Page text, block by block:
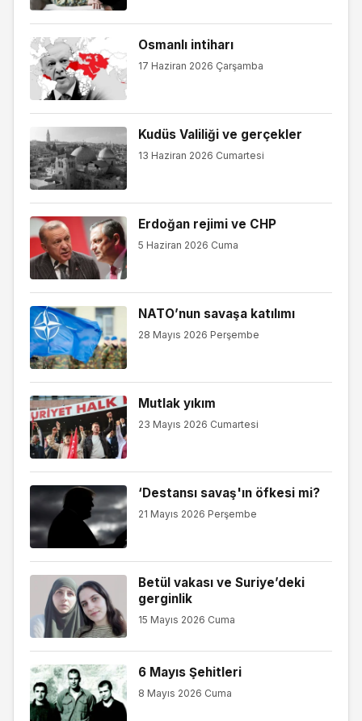
Osmanlı intiharı
17 Haziran 2026 Çarşamba
Kudüs Valiliği ve gerçekler
13 Haziran 2026 Cumartesi
Erdoğan rejimi ve CHP
5 Haziran 2026 Cuma
NATO’nun savaşa katılımı
28 Mayıs 2026 Perşembe
Mutlak yıkım
23 Mayıs 2026 Cumartesi
‘Destansı savaş'ın öfkesi mi?
21 Mayıs 2026 Perşembe
Betül vakası ve Suriye’deki
gerginlik
15 Mayıs 2026 Cuma
6 Mayıs Şehitleri
8 Mayıs 2026 Cuma